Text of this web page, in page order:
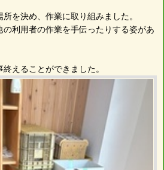
を決め、作業に取り組みました。
の利用者の作業を手伝ったりする姿があ
えることができました。